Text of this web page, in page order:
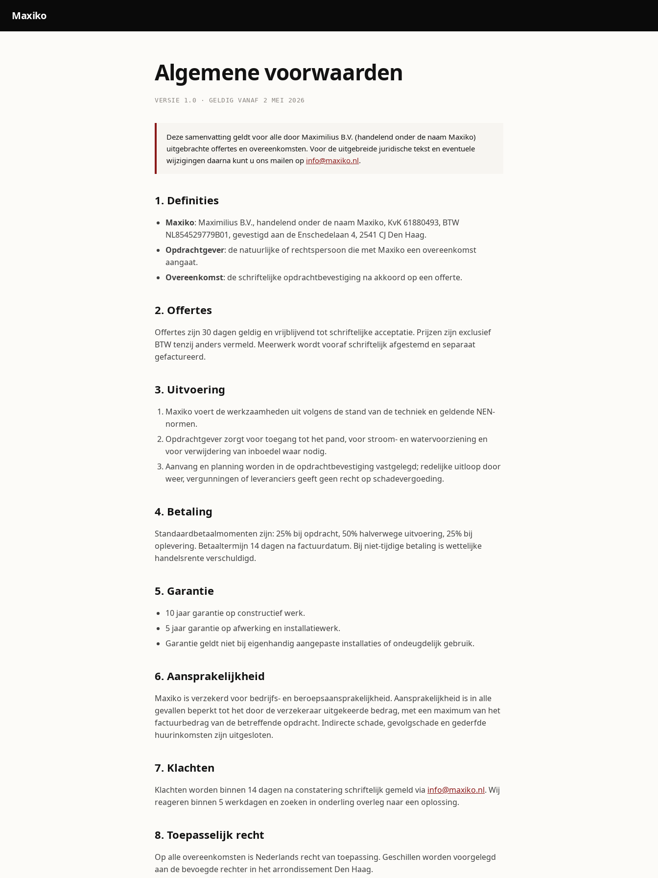
Maxiko
Algemene voorwaarden
VERSIE 1.0 · GELDIG VANAF 2 MEI 2026
Deze samenvatting geldt voor alle door Maximilius B.V. (handelend onder de naam Maxiko)
uitgebrachte offertes en overeenkomsten. Voor de uitgebreide juridische tekst en eventuele
wijzigingen daarna kunt u ons mailen op info@maxiko.nl.
1. Definities
Maxiko: Maximilius B.V., handelend onder de naam Maxiko, KvK 61880493, BTW
NL854529779B01, gevestigd aan de Enschedelaan 4, 2541 CJ Den Haag.
Opdrachtgever: de natuurlijke of rechtspersoon die met Maxiko een overeenkomst
aangaat.
Overeenkomst: de schriftelijke opdracht­bevestiging na akkoord op een offerte.
2. Offertes
Offertes zijn 30 dagen geldig en vrijblijvend tot schriftelijke acceptatie. Prijzen zijn exclusief
BTW tenzij anders vermeld. Meerwerk wordt vooraf schriftelijk afgestemd en separaat
gefactureerd.
3. Uitvoering
Maxiko voert de werkzaamheden uit volgens de stand van de techniek en geldende NEN-
normen.
Opdrachtgever zorgt voor toegang tot het pand, voor stroom- en water­voorziening en
voor verwijdering van inboedel waar nodig.
Aanvang en planning worden in de opdracht­bevestiging vastgelegd; redelijke uitloop door
weer, vergunningen of leveranciers geeft geen recht op schade­vergoeding.
4. Betaling
Standaard­betaalmomenten zijn: 25% bij opdracht, 50% halverwege uitvoering, 25% bij
oplevering. Betaaltermijn 14 dagen na factuurdatum. Bij niet-tijdige betaling is wettelijke
handelsrente verschuldigd.
5. Garantie
10 jaar garantie op constructief werk.
5 jaar garantie op afwerking en installatiewerk.
Garantie geldt niet bij eigen­handig aangepaste installaties of ondeugdelijk gebruik.
6. Aansprakelijkheid
Maxiko is verzekerd voor bedrijfs- en beroepsaansprakelijkheid. Aansprakelijkheid is in alle
gevallen beperkt tot het door de verzekeraar uitgekeerde bedrag, met een maximum van het
factuurbedrag van de betreffende opdracht. Indirecte schade, gevolgschade en gederfde
huurinkomsten zijn uitgesloten.
7. Klachten
Klachten worden binnen 14 dagen na constatering schriftelijk gemeld via info@maxiko.nl. Wij
reageren binnen 5 werkdagen en zoeken in onderling overleg naar een oplossing.
8. Toepasselijk recht
Op alle overeenkomsten is Nederlands recht van toepassing. Geschillen worden voorgelegd
aan de bevoegde rechter in het arrondissement Den Haag.